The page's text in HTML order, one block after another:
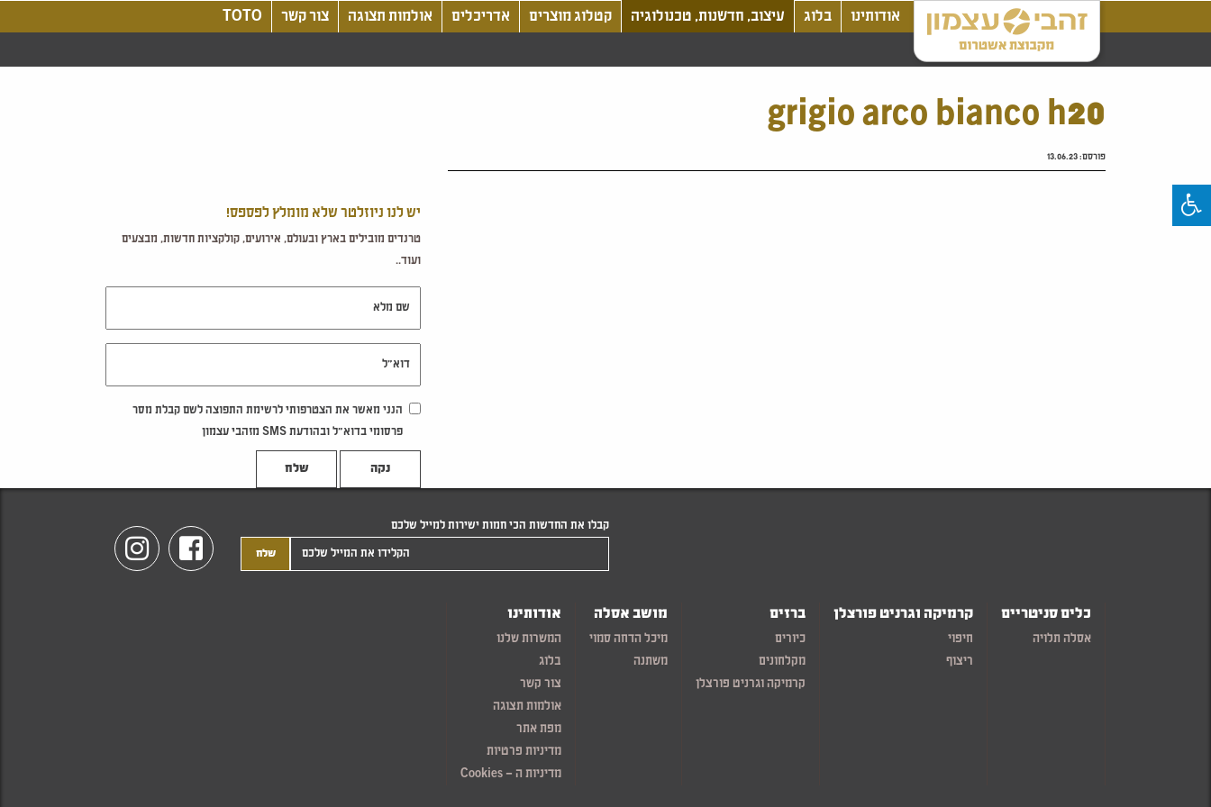
אודותינו בלוג עיצוב, חדשנות, טכנולוגיה קטלוג מוצרים אדריכלים אולמות תצוגה צור קשר TOTO
grigio arco bianco h20
פורסם:13.06.23
יש לנו ניוזלטר שלא מומלץ לפספס!
טרנדים מובילים בארץ ובעולם, אירועים, קולקציות חדשות, מבצעים
ועוד..
הנני מאשר את הצטרפותי לרשימת התפוצה לשם קבלת מסר
פרסומי בדוא"ל ובהודעת SMS מזהבי עצמון
נקה
Facebook
Instagram
קבלו את החדשות הכי חמות ישירות למייל שלכם
כלים סניטריים
אסלה תלויה
קרמיקה וגרניט פורצלן
חיפוי
ריצוף
ברזים
כיורים
מקלחונים
קרמיקה וגרניט פורצלן
מושב אסלה
מיכל הדחה סמוי
משתנה
אודותינו
המשרות שלנו
בלוג
צור קשר
אולמות תצוגה
מפת אתר
מדיניות פרטיות
מדיניות ה – Cookies